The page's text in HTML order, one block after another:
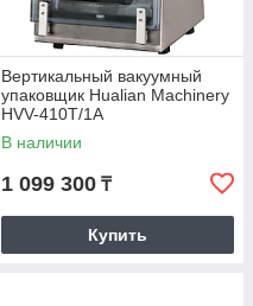
Вертикальный вакуумный
упаковщик Hualian Machinery
HVV-410T/1A
В наличии
1 099 300 ₸
Купить